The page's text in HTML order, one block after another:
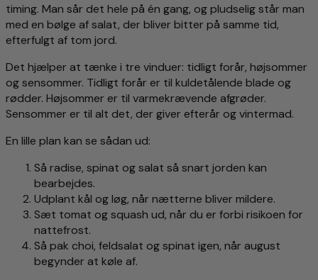
timing. Man sår det hele på én gang, og pludselig står man
med en bølge af salat, der bliver bitter på samme tid,
efterfulgt af tom jord.
Det hjælper at tænke i tre vinduer: tidligt forår, højsommer
og sensommer. Tidligt forår er til kuldetålende blade og
rødder. Højsommer er til varmekrævende afgrøder.
Sensommer er til alt det, der giver efterår og vintermad.
En lille plan kan se sådan ud:
Så radise, spinat og salat så snart jorden kan
bearbejdes.
Udplant kål og løg, når nætterne bliver mildere.
Sæt tomat og squash ud, når du er forbi risikoen for
nattefrost.
Så pak choi, feldsalat og spinat igen, når august
begynder at køle af.